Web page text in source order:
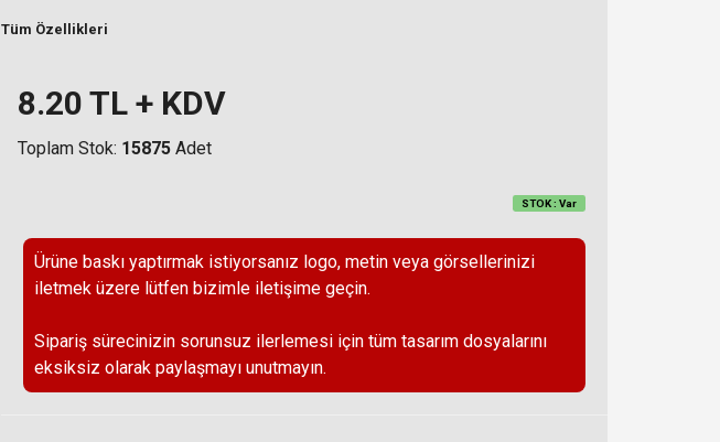
Tüm Özellikleri
8.20 TL + KDV
Toplam Stok: 15875 Adet
STOK : Var
Ürüne baskı yaptırmak istiyorsanız logo, metin veya görsellerinizi
iletmek üzere lütfen bizimle iletişime geçin.
Sipariş sürecinizin sorunsuz ilerlemesi için tüm tasarım dosyalarını
eksiksiz olarak paylaşmayı unutmayın.